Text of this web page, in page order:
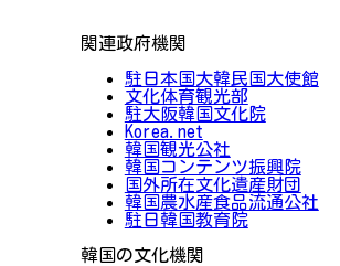
関連政府機関
駐日本国大韓民国大使館
文化体育観光部
駐大阪韓国文化院
Korea.net
韓国観光公社
韓国コンテンツ振興院
国外所在文化遺産財団
韓国農水産食品流通公社
駐日韓国教育院
韓国の文化機関